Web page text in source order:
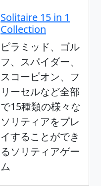
Solitaire 15 in 1
Collection
ピラミッド、ゴル
フ、スパイダー、
スコーピオン、フ
リーセルなど全部
で15種類の様々な
ソリティアをプレ
イすることができ
るソリティアゲー
ム